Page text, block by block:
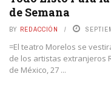
de Semana
BY REDACCIÓN
=El teatro Morelos se
de los artistas extranjeros
de México, 27 ...